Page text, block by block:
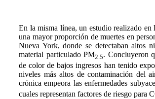
En la misma línea, un estudio realizado
una mayor proporción de muertes en
Nueva York, donde se detectaban altos
material particulado PM2.5. Concluyeron
de color de bajos ingresos han tenido
niveles más altos de contaminación del
crónica empeora las enfermedades
cuales representan factores de riesgo para